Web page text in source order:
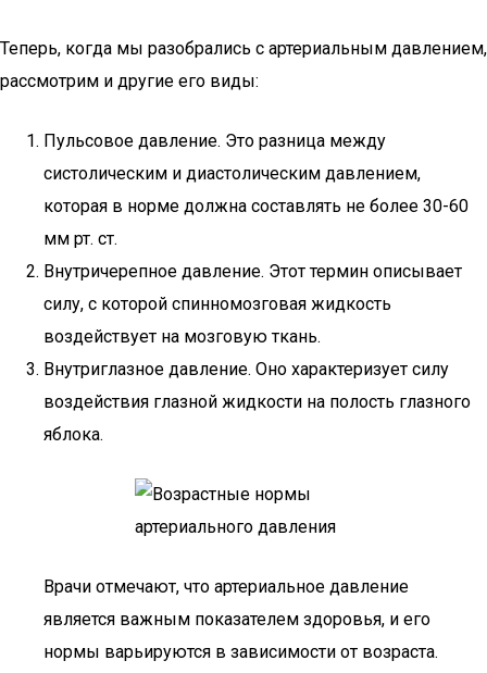
Теперь, когда мы разобрались с артериальным давлением,
рассмотрим и другие его виды:
Пульсовое давление. Это разница между
систолическим и диастолическим давлением,
которая в норме должна составлять не более 30-60
мм рт. ст.
Внутричерепное давление. Этот термин описывает
силу, с которой спинномозговая жидкость
воздействует на мозговую ткань.
Внутриглазное давление. Оно характеризует силу
воздействия глазной жидкости на полость глазного
яблока.
Врачи отмечают, что артериальное давление
является важным показателем здоровья, и его
нормы варьируются в зависимости от возраста.